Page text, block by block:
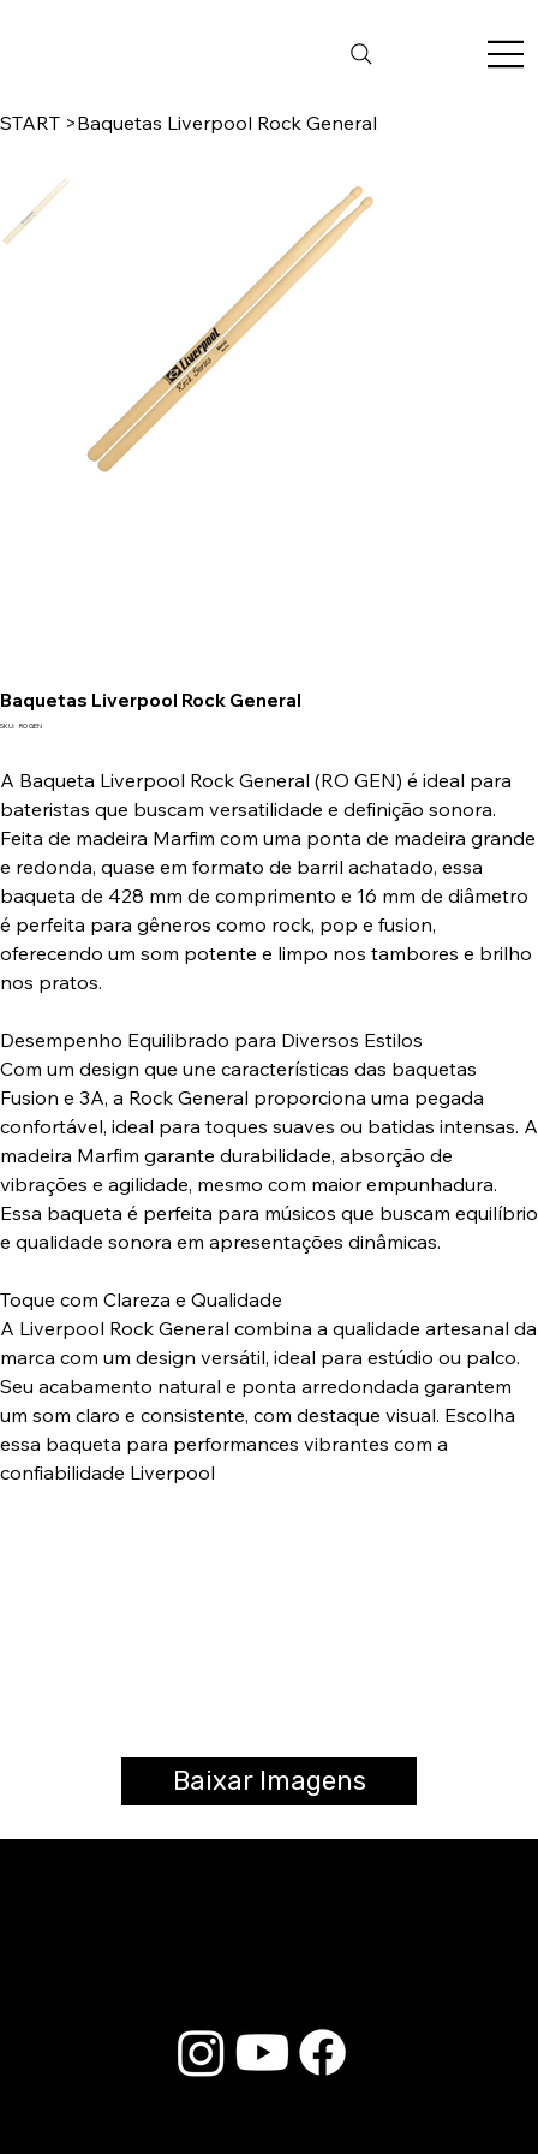
START >Baquetas Liverpool Rock General
Baquetas Liverpool Rock General
SKU: SKU
RO GEN
A Baqueta Liverpool Rock General (RO GEN) é ideal para
bateristas que buscam versatilidade e definição sonora.
Feita de madeira Marfim com uma ponta de madeira grande
e redonda, quase em formato de barril achatado, essa
baqueta de 428 mm de comprimento e 16 mm de diâmetro
é perfeita para gêneros como rock, pop e fusion,
oferecendo um som potente e limpo nos tambores e brilho
nos pratos.
Desempenho Equilibrado para Diversos Estilos
Com um design que une características das baquetas
Fusion e 3A, a Rock General proporciona uma pegada
confortável, ideal para toques suaves ou batidas intensas. A
madeira Marfim garante durabilidade, absorção de
vibrações e agilidade, mesmo com maior empunhadura.
Essa baqueta é perfeita para músicos que buscam equilíbrio
e qualidade sonora em apresentações dinâmicas.
Toque com Clareza e Qualidade
A Liverpool Rock General combina a qualidade artesanal da
marca com um design versátil, ideal para estúdio ou palco.
Seu acabamento natural e ponta arredondada garantem
um som claro e consistente, com destaque visual. Escolha
essa baqueta para performances vibrantes com a
confiabilidade Liverpool
Baixar Imagens